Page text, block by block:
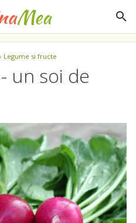
Legume si fructe
un soi de